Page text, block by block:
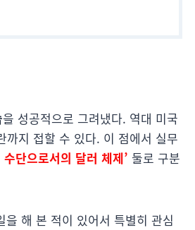
을 성공적으로 그려냈다. 역대 미국
까지 접할 수 있다. 이 점에서 실무
수단으로서의 달러 체제’ 둘로 구분
해 본 적이 있어서 특별히 관심